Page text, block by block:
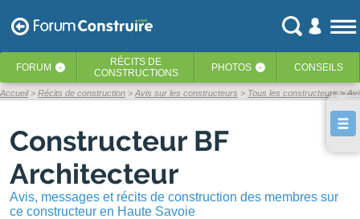
FORUM ‹ RÉCITS DE
CONSTRUCTIONS
PHOTOS ‹ CONSEILS
Accueil Récits de construction Avis sur les constructeurs Tous les constructeurs
Constructeur BF
Architecteur
Avis, messages et récits de construction des membres sur
ce constructeur en Haute Savoie